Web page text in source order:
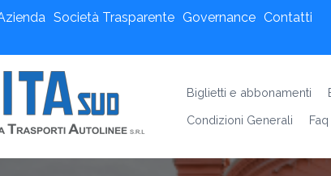
Società Trasparente Governance Contatti
Biglietti e abbonamenti
Condizioni Generali
Faq